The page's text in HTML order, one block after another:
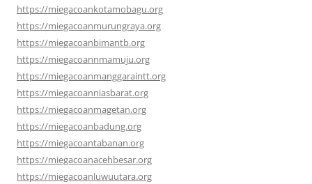
https://miegacoankotamobagu.org
https://miegacoanmurungraya.org
https://miegacoanbimantb.org
https://miegacoannmamuju.org
https://miegacoanmanggaraintt.org
https://miegacoanniasbarat.org
https://miegacoanmagetan.org
https://miegacoanbadung.org
https://miegacoantabanan.org
https://miegacoanacehbesar.org
https://miegacoanluwuutara.org